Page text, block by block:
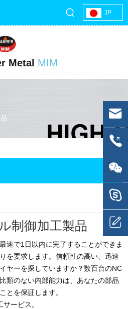
JP
Metal MIM
制御加工製品
速で1日以内に完了することができま
を要求します。信頼性の高い、迅速
ヤーを探していますか？数百台のNC
類のない内部能力は、あなたの部品
とを保証します。
ービス。